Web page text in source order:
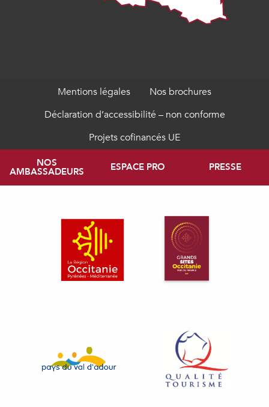
Mentions légales
Nos brochures
Déclaration d’accessibilité – non conforme
Projets cofinancés UE
NOS
AMBASSADEURS ESPACE PRO PRESSE